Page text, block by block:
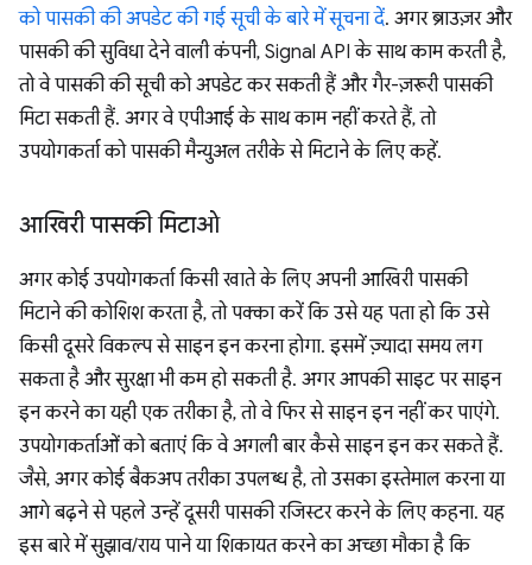
को पासकी की अपडेट की गई सूची के बारे में सूचना दें. अगर ब्राउज़र और
पासकी की सुविधा देने वाली कंपनी, Signal API के साथ काम करती है,
तो वे पासकी की सूची को अपडेट कर सकती हैं और गैर-ज़रूरी पासकी
मिटा सकती हैं. अगर वे एपीआई के साथ काम नहीं करते हैं, तो
उपयोगकर्ता को पासकी मैन्युअल तरीके से मिटाने के लिए कहें.
आखिरी पासकी मिटाओ
अगर कोई उपयोगकर्ता किसी खाते के लिए अपनी आखिरी पासकी
मिटाने की कोशिश करता है, तो पक्का करें कि उसे यह पता हो कि उसे
किसी दूसरे विकल्प से साइन इन करना होगा. इसमें ज़्यादा समय लग
सकता है और सुरक्षा भी कम हो सकती है. अगर आपकी साइट पर साइन
इन करने का यही एक तरीका है, तो वे फिर से साइन इन नहीं कर पाएंगे.
उपयोगकर्ताओं को बताएं कि वे अगली बार कैसे साइन इन कर सकते हैं.
जैसे, अगर कोई बैकअप तरीका उपलब्ध है, तो उसका इस्तेमाल करना या
आगे बढ़ने से पहले उन्हें दूसरी पासकी रजिस्टर करने के लिए कहना. यह
इस बारे में सुझाव/राय पाने या शिकायत करने का अच्छा मौका है कि